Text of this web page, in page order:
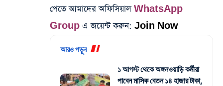
পেতে আমাদের অফিসিয়ালWhatsApp
Group এ জয়েন্ট করুন: Join Now
আরও পড়ুন
১ আগস্ট থেকে অঙ্গনওয়াড়ি কর্মীরা
পাবেন মাসিক বেতন ১৪ হাজার টাকা,